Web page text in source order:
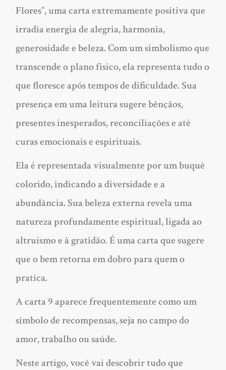
Flores”, uma carta extremamente positiva que
irradia energia de alegria, harmonia,
generosidade e beleza. Com um simbolismo que
transcende o plano físico, ela representa tudo o
que floresce após tempos de dificuldade. Sua
presença em uma leitura sugere bênçãos,
presentes inesperados, reconciliações e até
curas emocionais e espirituais.
Ela é representada visualmente por um buquê
colorido, indicando a diversidade e a
abundância. Sua beleza externa revela uma
natureza profundamente espiritual, ligada ao
altruísmo e à gratidão. É uma carta que sugere
que o bem retorna em dobro para quem o
pratica.
A carta 9 aparece frequentemente como um
símbolo de recompensas, seja no campo do
amor, trabalho ou saúde.
Neste artigo, você vai descobrir tudo que